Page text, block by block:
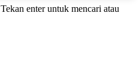
Tekan enter untuk mencari atau